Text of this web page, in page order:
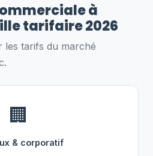
à
tarifaire 2026
les tarifs du marché
🏢
& corporatif